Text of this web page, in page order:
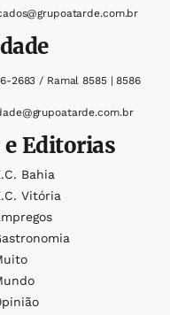
2683 / Ramal 8585 | 8586
e Editorias
Bahia
Vitória